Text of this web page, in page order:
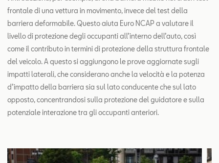
frontale di una vettura in movimento, invece del test della
barriera deformabile. Questo aiuta Euro NCAP a valutare il
livello di protezione degli occupanti all’interno dell’auto, così
come il contributo in termini di protezione della struttura frontale
del veicolo. A questo si aggiungono le prove aggiornate sugli
impatti laterali, che considerano anche la velocità e la potenza
d’impatto della barriera sia sul lato conducente che sul lato
opposto, concentrandosi sulla protezione del guidatore e sulla
potenziale interazione tra gli occupanti anteriori.